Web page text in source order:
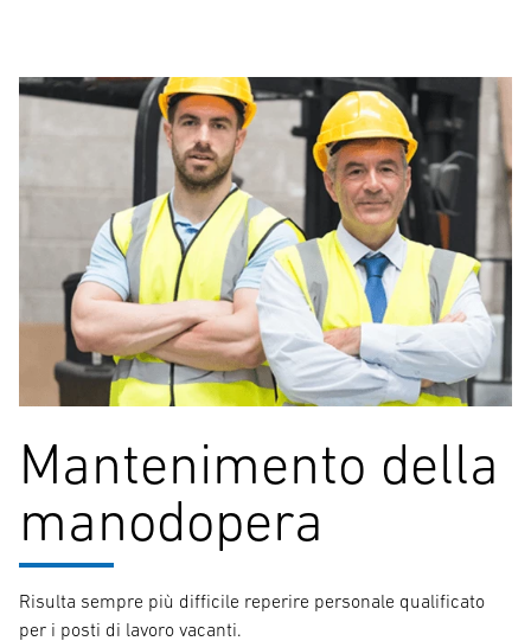
Mantenimento della
manodopera
Risulta sempre più difficile reperire personale qualificato
per i posti di lavoro vacanti.